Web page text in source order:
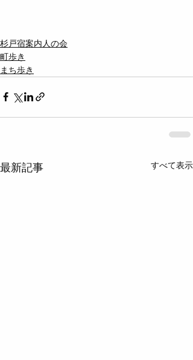
杉戸宿案内人の会
町歩き
まち歩き
最新記事 すべて表示